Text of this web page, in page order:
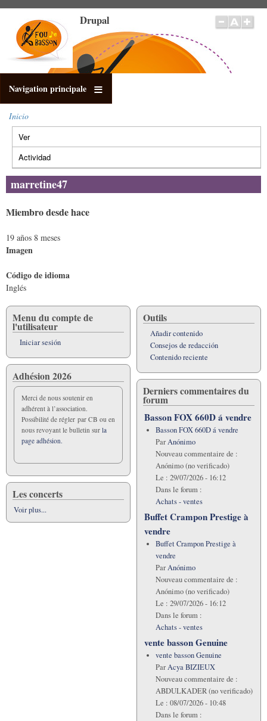
contenido
principal
Drupal
Navigation principale
Sobrescribir
enlaces
de
ayuda
a
la
Inicio
Solapas
principales
Ver(solapa
activa)
Actividad
marretine47
Miembro desde hace
19 años 8 meses
Imagen
Código de idioma
Inglés
Menu du compte de
l'utilisateur
Iniciar sesión
Adhésion 2026
Merci de nous soutenir en
adhérent à l’association.
Possibilité de régler par CB ou en
nous revoyant le bulletin sur la
page adhésion.
Les concerts
Voir plus...
Outils
Añadir contenido
Consejos de redacción
Contenido reciente
Derniers commentaires du
forum
Basson FOX 660D á vendre
Basson FOX 660D á vendre
ParAnónimo
Nouveau commentaire de :
Anónimo (no verificado)
Le : 29/07/2026 - 16:12
Dans le forum :
Achats - ventes
Buffet Crampon Prestige à
vendre
Buffet Crampon Prestige à
vendre
ParAnónimo
Nouveau commentaire de :
Anónimo (no verificado)
Le : 29/07/2026 - 16:12
Dans le forum :
Achats - ventes
vente basson Genuine
vente basson Genuine
ParAcya BIZIEUX
Nouveau commentaire de :
ABDULKADER (no verificado)
Le : 08/07/2026 - 10:48
Dans le forum :